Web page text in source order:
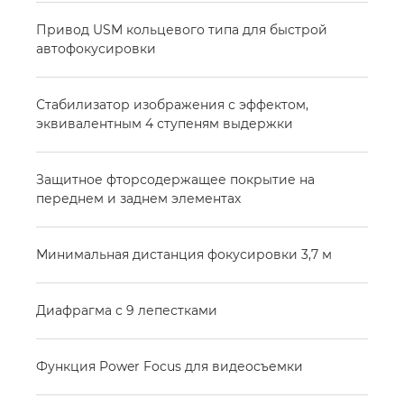
Привод USM кольцевого типа для быстрой
автофокусировки
Стабилизатор изображения с эффектом,
эквивалентным 4 ступеням выдержки
Защитное фторсодержащее покрытие на
переднем и заднем элементах
Минимальная дистанция фокусировки 3,7 м
Диафрагма с 9 лепестками
Функция Power Focus для видеосъемки